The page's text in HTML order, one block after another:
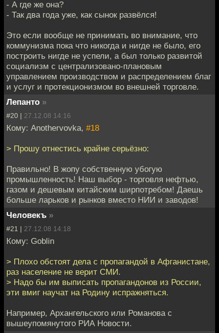
- А где же она?
- Так два года уже, как сынок развёлся!
Это если вообще не принимать во внимание, что
коммунизма пока что никогда и нигде не было, его
построить нигде не успели, а был только развитой
социализм с централизовано-плановым
управлением производством и распределением благ
и услуг и протекционизмом во внешней торговле.
Лепанто »
#20 | 27.12.08 14:16
Кому: Anothervovka, #18
> Прошу отнестись крайне серьёзно:
Правильно! В жопу собственную убогую
промышленность! Наш выбор - торговля нефтью,
газом и дешевым китайским ширпотребом! Даешь
больше ларьков и рынков вместо НИИ и заводов!
Человекъ »
#21 | 27.12.08 14:18
Кому: Goblin
> Плохо обстоят дела с пропагандой в Афганистане,
раз население не верит СМИ.
> Надо бы им выписать пропагандонов из России,
эти вмиг научат на Родину испражняться.
Например, Архангельского или Романова с
вышеупомянутого РИА Новости.